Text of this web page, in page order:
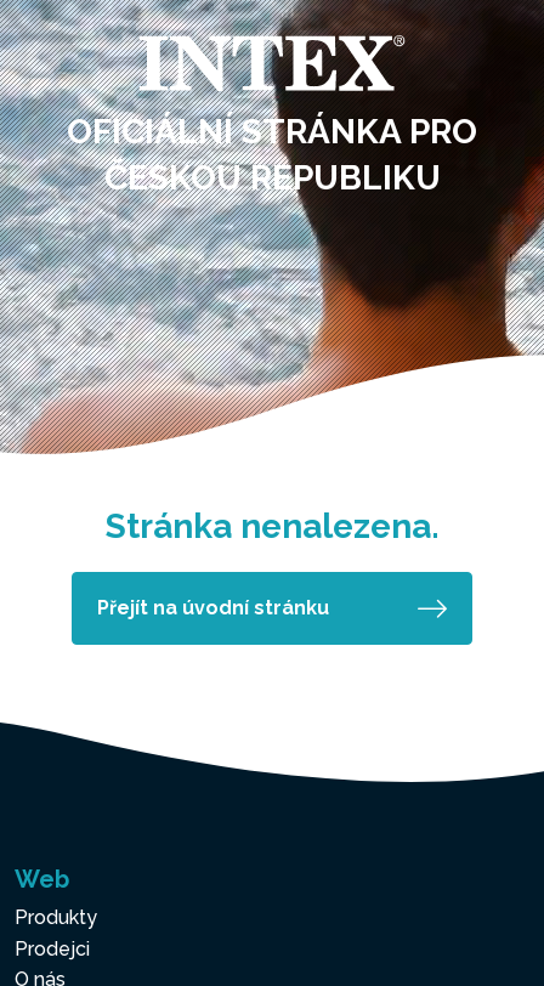
OFICIÁLNÍ STRÁNKA PRO
ČESKOU REPUBLIKU
Stránka nenalezena.
Přejít na úvodní stránku
Web
Produkty
Prodejci
O nás